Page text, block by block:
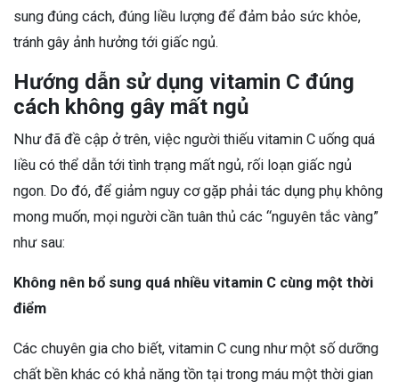
sung đúng cách, đúng liều lượng để đảm bảo sức khỏe,
tránh gây ảnh hưởng tới giấc ngủ.
Hướng dẫn sử dụng vitamin C đúng
cách không gây mất ngủ
Như đã đề cập ở trên, việc người thiếu vitamin C uống quá
liều có thể dẫn tới tình trạng mất ngủ, rối loạn giấc ngủ
ngon. Do đó, để giảm nguy cơ gặp phải tác dụng phụ không
mong muốn, mọi người cần tuân thủ các “nguyên tắc vàng”
như sau:
Không nên bổ sung quá nhiều vitamin C cùng một thời
điểm
Các chuyên gia cho biết, vitamin C cung như một số dưỡng
chất bền khác có khả năng tồn tại trong máu một thời gian